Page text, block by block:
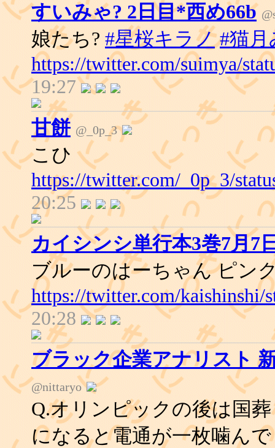
すいみゃ? 2日目*西め66b
娘たち? #星桜キラノ #猫月
https://twitter.com/suimya/
19:27
甘餅 @_0p_3
こひ
https://twitter.com/_0p_3/
20:25
カイシンシ単行本3巻7月7
ブルーのはーちゃん ピン
https://twitter.com/kaishinshi/
20:28
ブラック企業アナリスト
@nittaryo
Q.オリンピックの後は国
になると電通が一枚噛ん